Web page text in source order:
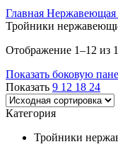
Главная Нержавеющая
Тройники
Отображение 1–12 из
Показать боковую
Показать 9 12 18 24
Категория
Тройники